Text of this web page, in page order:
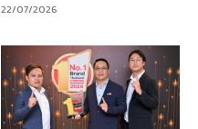
22/07/2026